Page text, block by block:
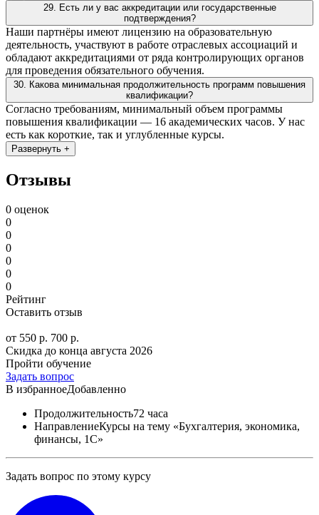
29. Есть ли у вас аккредитации или государственные
подтверждения?
Наши партнёры имеют лицензию на образовательную
деятельность, участвуют в работе отраслевых ассоциаций и
обладают аккредитациями от ряда контролирующих органов
для проведения обязательного обучения.
30. Какова минимальная продолжительность программ повышения
квалификации?
Согласно требованиям, минимальный объем программы
повышения квалификации — 16 академических часов. У нас
есть как короткие, так и углубленные курсы.
Развернуть +
Отзывы
0 оценок
0
0
0
0
0
0
Рейтинг
Оставить отзыв
от 550 р. 700 р.
Скидка до конца августа 2026
Пройти обучение
Задать вопрос
В избранноеДобавленно
Продолжительность72 часа
НаправлениеКурсы на тему «Бухгалтерия, экономика,
финансы, 1С»
Задать вопрос по этому курсу